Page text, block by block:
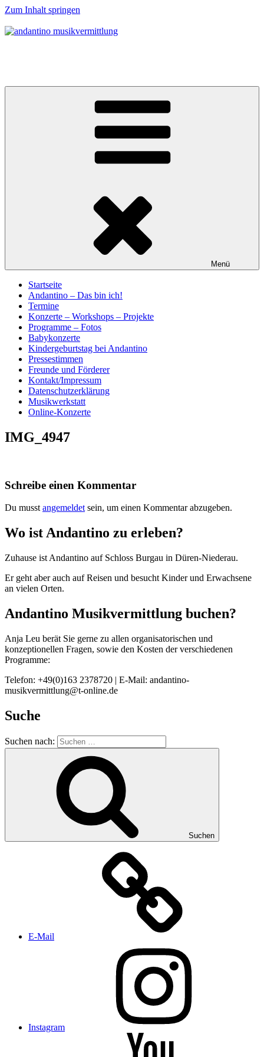
Zum Inhalt springen
Menü
Startseite
Andantino – Das bin ich!
Termine
Konzerte – Workshops – Projekte
Programme – Fotos
Babykonzerte
Kindergeburtstag bei Andantino
Pressestimmen
Freunde und Förderer
Kontakt/Impressum
Datenschutzerklärung
Musikwerkstatt
Online-Konzerte
IMG_4947
Schreibe einen Kommentar
Du musst angemeldet sein, um einen Kommentar abzugeben.
Wo ist Andantino zu erleben?
Zuhause ist Andantino auf Schloss Burgau in Düren-Niederau.
Er geht aber auch auf Reisen und besucht Kinder und Erwachsene
an vielen Orten.
Andantino Musikvermittlung buchen?
Anja Leu berät Sie gerne zu allen organisatorischen und
konzeptionellen Fragen, sowie den Kosten der verschiedenen
Programme:
Telefon: +49(0)163 2378720 | E-Mail: andantino-
musikvermittlung@t-online.de
Suche
Suchen nach:
Suchen
E-Mail
Instagram